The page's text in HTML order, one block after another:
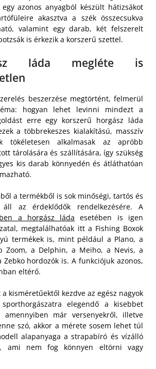
azonos anyagból készült hátizsákot
akasztva a szék összecsukva
valamint egy darab, két felszerelt
is érkezik a korszerű szettel.
láda megléte is
beszerzése megtörtént, felmerül
hogyan lehet levinni mindezt a
erre egy korszerű horgász láda
a többrekeszes kialakítású, masszív
tökéletesen alkalmasak az apróbb
tárolására és szállítására, így szükség
kis darab könnyedén és átláthatóan
a termékből is sok minőségi, tartós és
az érdeklődők rendelkezésére. A
a horgász láda esetében is igen
megtalálhatóak itt a Fishing Boxok
termékek is, mint például a Plano, a
Zoom, a Delphin, a Meiho, a Nevis, a
Zebko hordozók is. A funkciójuk azonos,
eltérő.
kisméretűektől kezdve az egész nagyok
elegendő a kisebbet
amennyiben már versenyekről, illetve
szó, akkor a mérete sosem lehet túl
alapanyaga a strapabíró és vízálló
ami nem fog könnyen eltörni vagy